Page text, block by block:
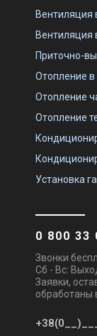
Вентиляция
Вентиляция
Приточно-
Отопление в
Отопление
Отопление
Установка
0 800 33
Звонки
Сб - Вс:
Заявки,
обработаны